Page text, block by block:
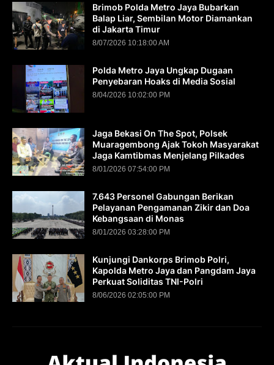
Brimob Polda Metro Jaya Bubarkan
Balap Liar, Sembilan Motor Diamankan
di Jakarta Timur
8/07/2026 10:18:00 AM
Polda Metro Jaya Ungkap Dugaan
Penyebaran Hoaks di Media Sosial
8/04/2026 10:02:00 PM
Jaga Bekasi On The Spot, Polsek
Muaragembong Ajak Tokoh Masyarakat
Jaga Kamtibmas Menjelang Pilkades
8/01/2026 07:54:00 PM
7.643 Personel Gabungan Berikan
Pelayanan Pengamanan Zikir dan Doa
Kebangsaan di Monas
8/01/2026 03:28:00 PM
Kunjungi Dankorps Brimob Polri,
Kapolda Metro Jaya dan Pangdam Jaya
Perkuat Soliditas TNI-Polri
8/06/2026 02:05:00 PM